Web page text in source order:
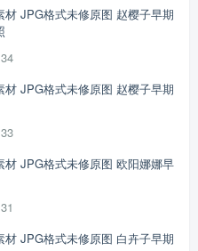
材 JPG格式未修原图 赵樱子早期
材 JPG格式未修原图 赵樱子早期
材 JPG格式未修原图 欧阳娜娜早
材 JPG格式未修原图 白卉子早期